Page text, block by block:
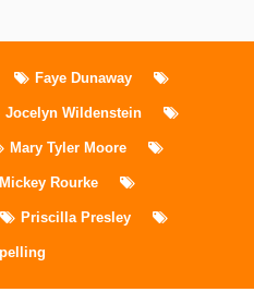
Faye Dunaway
Jocelyn Wildenstein
Mary Tyler Moore
Mickey Rourke
Priscilla Presley